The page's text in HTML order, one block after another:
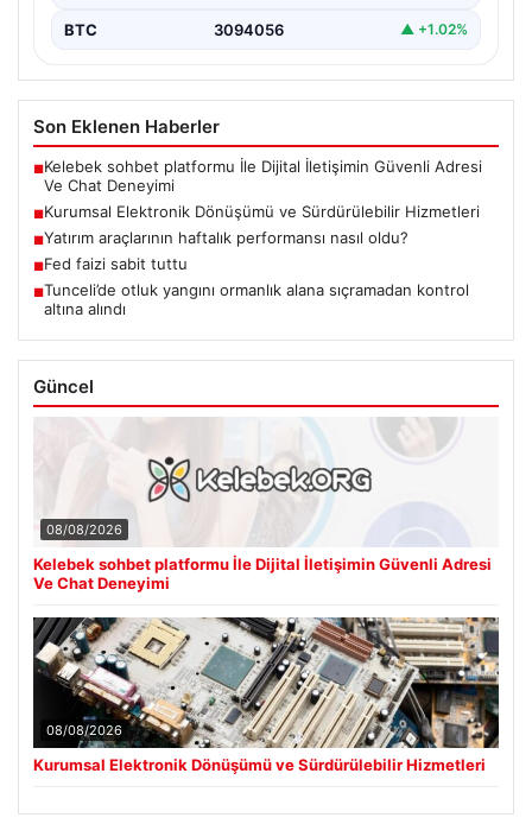
BTC 3094056 ▲ +1.02%
Son Eklenen Haberler
■Kelebek sohbet platformu İle Dijital İletişimin Güvenli Adresi
Ve Chat Deneyimi
■Kurumsal Elektronik Dönüşümü ve Sürdürülebilir Hizmetleri
■Yatırım araçlarının haftalık performansı nasıl oldu?
■Fed faizi sabit tuttu
■Tunceli’de otluk yangını ormanlık alana sıçramadan kontrol
altına alındı
Güncel
08/08/2026
Kelebek sohbet platformu İle Dijital İletişimin Güvenli Adresi
Ve Chat Deneyimi
08/08/2026
Kurumsal Elektronik Dönüşümü ve Sürdürülebilir Hizmetleri